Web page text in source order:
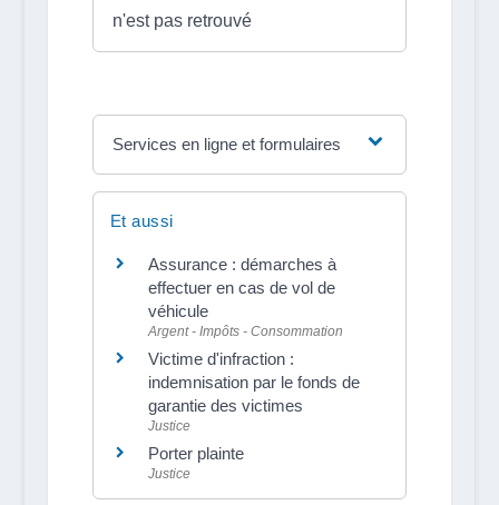
n'est pas retrouvé
Services en ligne et formulaires
Et aussi
Assurance : démarches à
effectuer en cas de vol de
véhicule
Argent - Impôts - Consommation
Victime d'infraction :
indemnisation par le fonds de
garantie des victimes
Justice
Porter plainte
Justice